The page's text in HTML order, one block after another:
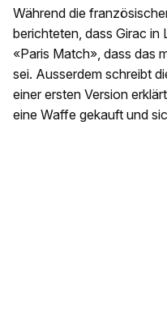
Während die
berichteten, dass Girac in
«Paris Match», dass das
sei. Ausserdem schreibt
einer ersten Version
eine Waffe gekauft und